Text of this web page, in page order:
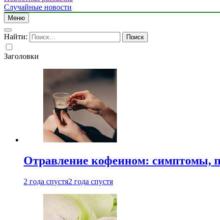
Случайные новости
Меню
Найти:
Заголовки
Отравление кофеином: симптомы,
2 года спустя2 года спустя